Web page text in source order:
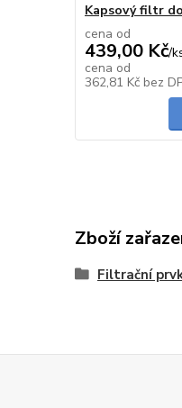
Kapsový filtr
cena od
439,00 Kč/
cena od
362,81 Kč bez
Zboží
Filtrační